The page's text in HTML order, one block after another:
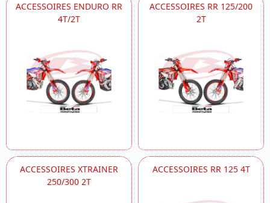
ACCESSOIRES ENDURO RR
4T/2T
ACCESSOIRES RR 125/200
2T
ACCESSOIRES XTRAINER
250/300 2T
ACCESSOIRES RR 125 4T